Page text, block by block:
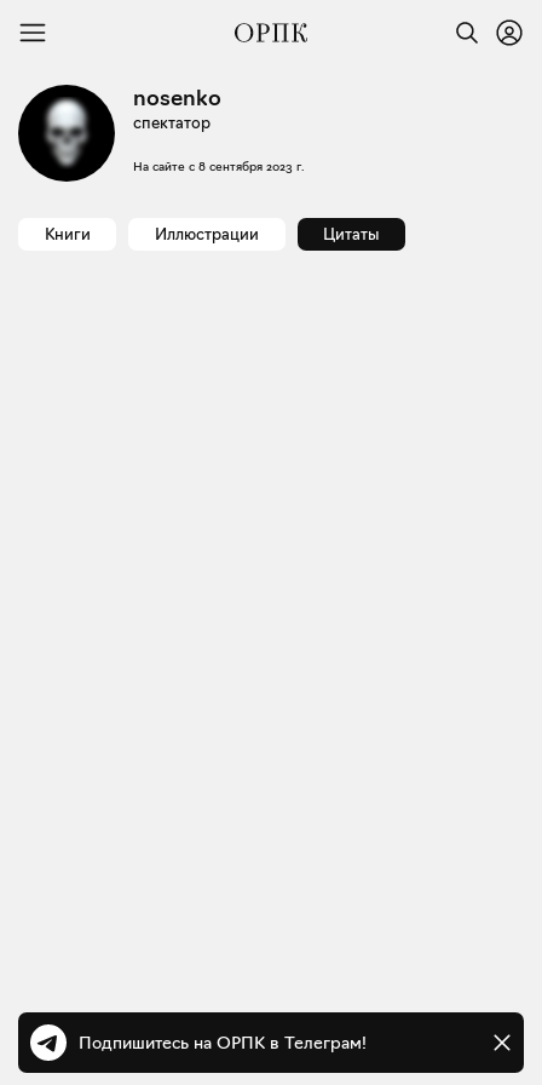
nosenko
спектатор
На сайте с 8 сентября 2023 г.
Книги Иллюстрации Цитаты
Подпишитесь на ОРПК в Телеграм!